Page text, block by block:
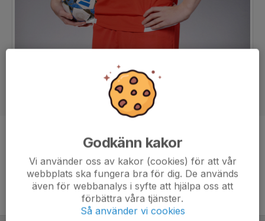
-
Ålder
15 år
Godkänn kakor
Vi använder oss av kakor (cookies) för att vår
webbplats ska fungera bra för dig. De används
även för webbanalys i syfte att hjälpa oss att
förbättra våra tjänster.
Så använder vi cookies